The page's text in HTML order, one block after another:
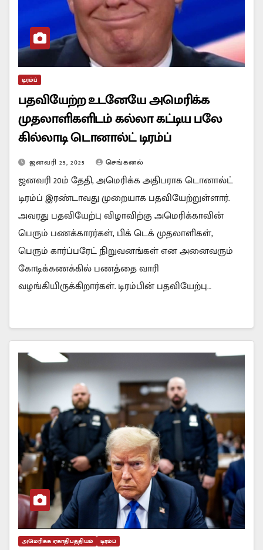
டிரம்ப்
பதவியேற்ற உடனேயே அமெரிக்க
முதலாளிகளிடம் கல்லா கட்டிய பலே
கில்லாடி டொனால்ட் டிரம்ப்
ஜனவரி 25, 2025 செங்கனல்
ஜனவரி 20ம் தேதி, அமெரிக்க அதிபராக டொனால்ட்
டிரம்ப் இரண்டாவது முறையாக பதவியேற்றுள்ளார்.
அவரது பதவியேற்பு விழாவிற்கு அமெரிக்காவின்
பெரும் பணக்காரர்கள், பிக் டெக் முதலாளிகள்,
பெரும் கார்ப்பரேட் நிறுவனங்கள் என அனைவரும்
கோடிக்கணக்கில் பணத்தை வாரி
வழங்கியிருக்கிறார்கள். டிரம்பின் பதவியேற்பு…
அமெரிக்க ஏகாதிபத்தியம் டிரம்ப்